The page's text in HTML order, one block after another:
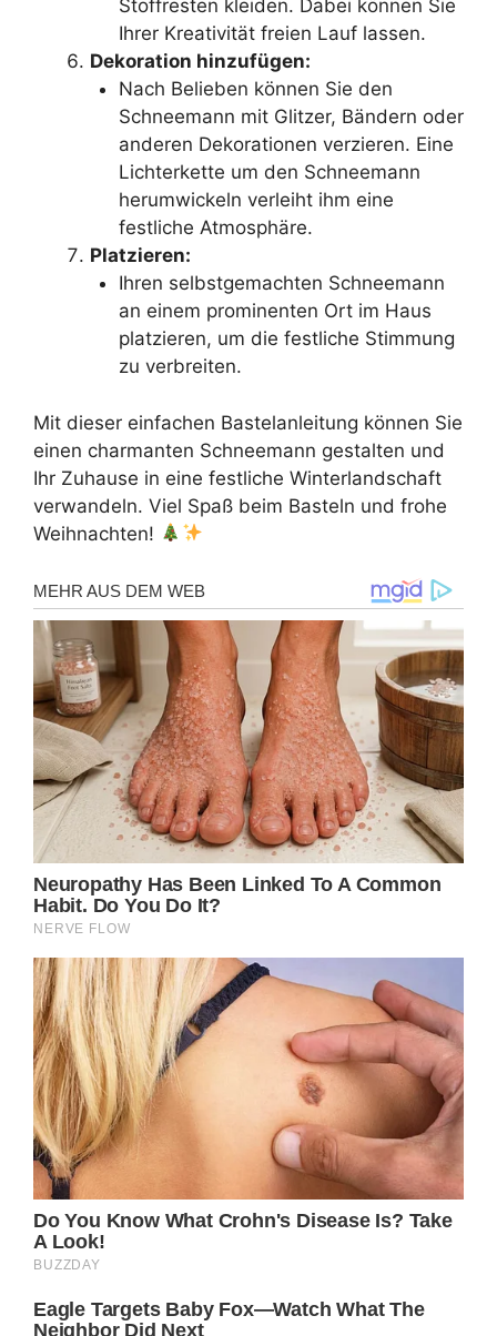
Stoffresten kleiden. Dabei können Sie
Ihrer Kreativität freien Lauf lassen.
Dekoration hinzufügen:
Nach Belieben können Sie den
Schneemann mit Glitzer, Bändern oder
anderen Dekorationen verzieren. Eine
Lichterkette um den Schneemann
herumwickeln verleiht ihm eine
festliche Atmosphäre.
Platzieren:
Ihren selbstgemachten Schneemann
an einem prominenten Ort im Haus
platzieren, um die festliche Stimmung
zu verbreiten.
Mit dieser einfachen Bastelanleitung können Sie
einen charmanten Schneemann gestalten und
Ihr Zuhause in eine festliche Winterlandschaft
verwandeln. Viel Spaß beim Basteln und frohe
Weihnachten!